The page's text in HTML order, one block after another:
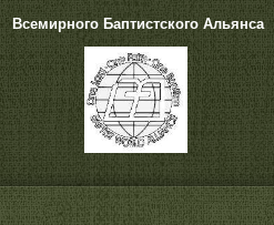
Всемирного Баптистского Альянса